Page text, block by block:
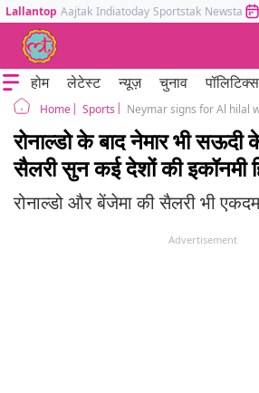
Lallantop Aajtak Indiatoday Sportstak Newstak
होम लेटेस्ट न्यूज़ चुनाव पॉलिटिक्स
Home Sports
रोनाल्डो के बाद नेमार भी
सैलरी सुन कई देशों की इकॉनमी
रोनाल्डो और बेंजेमा की सैलरी भी
Advertisement